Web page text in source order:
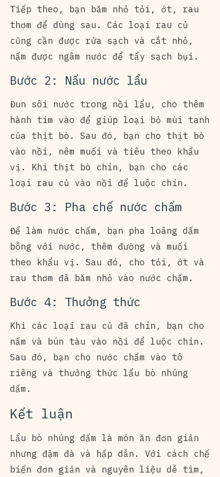
Tiếp theo, bạn băm nhỏ tỏi, ớt, rau
thơm để dùng sau. Các loại rau củ
cũng cần được rửa sạch và cắt nhỏ,
nấm được ngâm nước để tẩy sạch bụi.
Bước 2: Nấu nước lẩu
Đun sôi nước trong nồi lẩu, cho thêm
hành tím vào để giúp loại bỏ mùi tanh
của thịt bò. Sau đó, bạn cho thịt bò
vào nồi, nêm muối và tiêu theo khẩu
vị. Khi thịt bò chín, bạn cho các
loại rau củ vào nồi để luộc chín.
Bước 3: Pha chế nước chấm
Để làm nước chấm, bạn pha loãng dấm
bỗng với nước, thêm đường và muối
theo khẩu vị. Sau đó, cho tỏi, ớt và
rau thơm đã băm nhỏ vào nước chấm.
Bước 4: Thưởng thức
Khi các loại rau củ đã chín, bạn cho
nấm và bún tàu vào nồi để luộc chín.
Sau đó, bạn cho nước chấm vào tô
riêng và thưởng thức lẩu bò nhúng
dấm.
Kết luận
Lẩu bò nhúng dấm là món ăn đơn giản
nhưng đậm đà và hấp dẫn. Với cách chế
biến đơn giản và nguyên liệu dễ tìm,